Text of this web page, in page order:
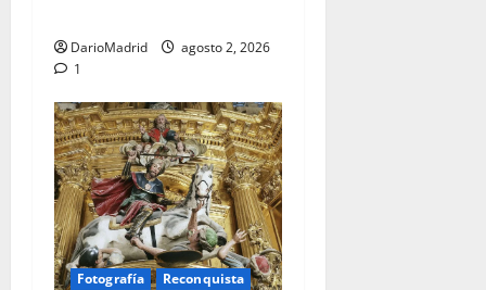
DarioMadrid
agosto 2, 2026
1
Fotografía Reconquista